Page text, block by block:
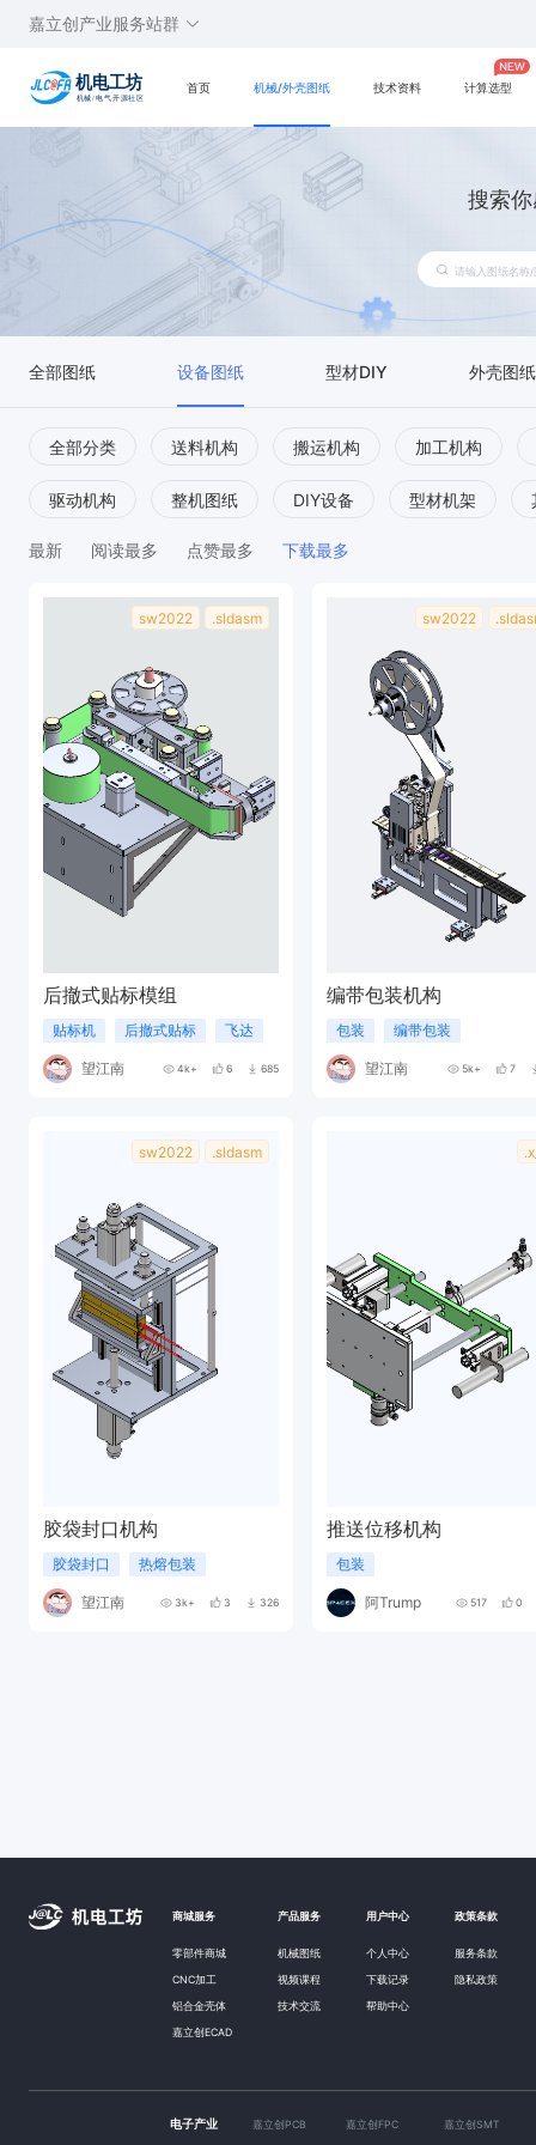
嘉立创产业服务站群
首页 机械/外壳图纸 技术资料 计算选型
搜索
全部图纸 设备图纸 型材DIY 外壳图纸
全部分类 送料机构 搬运机构 加工机构
驱动机构 整机图纸 DIY设备 型材机架
最新 阅读最多 点赞最多 下载最多
sw2022 .sldasm
后撤式贴标模组
贴标机 后撤式贴标 飞达
望江南 4k+ 6 685
sw2022
编带包装机构
包装 编带包装
望江南 5k+ 7
sw2022 .sldasm
胶袋封口机构
胶袋封口 热熔包装
望江南 3k+ 3 326
推送位移机构
包装
阿Trump 517 0
商城服务 产品服务 用户中心 政策条款
零部件商城 机械图纸 个人中心 服务条款
CNC加工 视频课程 下载记录 隐私政策
铝合金壳体 技术交流 帮助中心
嘉立创ECAD
电子产业 嘉立创PCB 嘉立创FPC 嘉立创SMT